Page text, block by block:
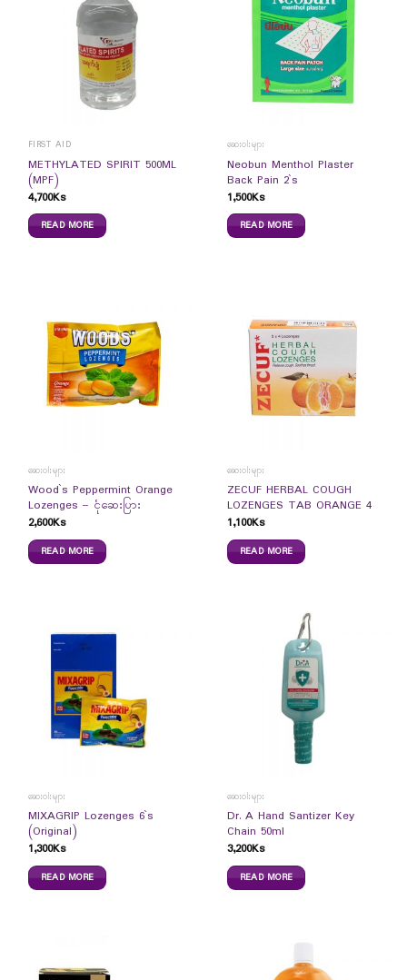
FIRST AID
METHYLATED SPIRIT 500ML
(MPF)
4,700Ks
READ MORE
ဆေးဝါးများ
Neobun Menthol Plaster
Back Pain 2`s
1,500Ks
READ MORE
ဆေးဝါးများ
Wood`s Peppermint Orange
Lozenges – ငုံဆေးပြား
2,600Ks
READ MORE
ဆေးဝါးများ
ZECUF HERBAL COUGH
LOZENGES TAB ORANGE 4
1,100Ks
READ MORE
ဆေးဝါးများ
MIXAGRIP Lozenges 6`s
(Original)
1,300Ks
READ MORE
ဆေးဝါးများ
Dr. A Hand Santizer Key
Chain 50ml
3,200Ks
READ MORE